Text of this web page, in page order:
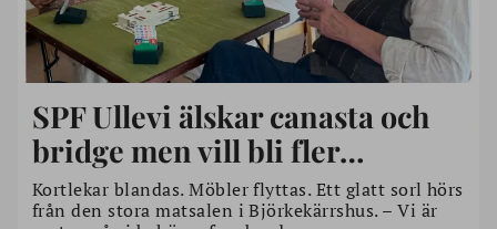
SPF Ullevi älskar canasta och
bridge men vill bli fler…
Kortlekar blandas. Möbler flyttas. Ett glatt sorl hörs
från den stora matsalen i Björkekärrshus. – Vi är